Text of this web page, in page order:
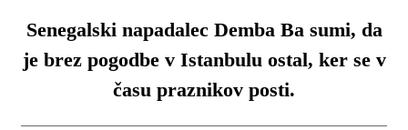
Senegalski napadalec Demba Ba sumi, da
je brez pogodbe v Istanbulu ostal, ker se v
času praznikov posti.